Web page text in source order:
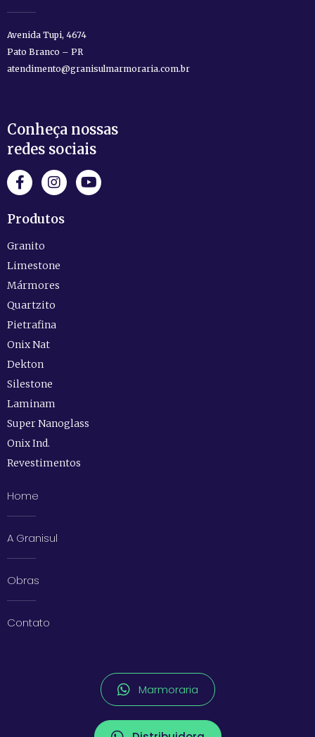
Avenida Tupi, 4674
Pato Branco – PR
atendimento@granisulmarmoraria.com.br
Conheça nossas
redes sociais
Produtos
Granito
Limestone
Mármores
Quartzito
Pietrafina
Onix Nat
Dekton
Silestone
Laminam
Super Nanoglass
Onix Ind.
Revestimentos
Home
A Granisul
Obras
Contato
Marmoraria